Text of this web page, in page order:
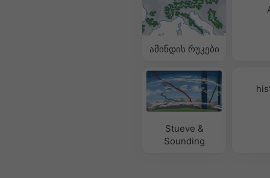
ამინდის რუკები
Stueve &
Sounding